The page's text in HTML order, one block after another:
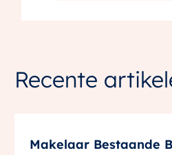
Recente
Makelaar Bestaande